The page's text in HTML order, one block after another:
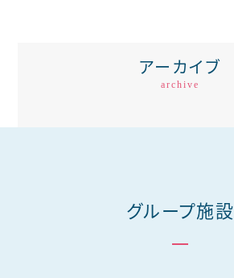
アーカイブ
archive
グループ施設